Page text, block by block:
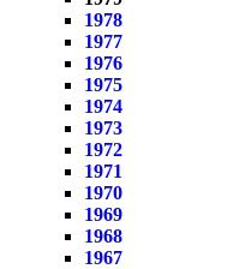
1978
1977
1976
1975
1974
1973
1972
1971
1970
1969
1968
1967